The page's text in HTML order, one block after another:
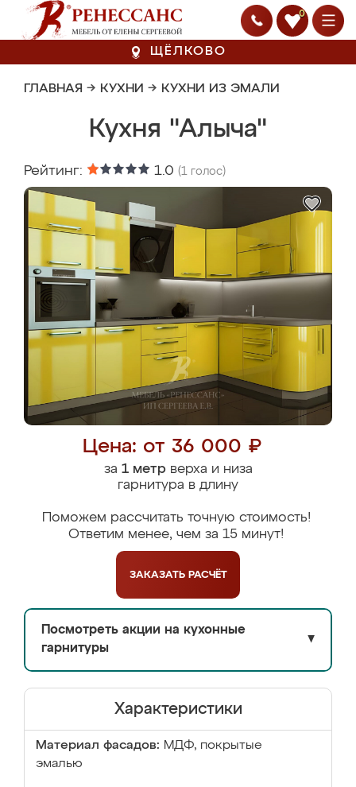
0
ЩЁЛКОВО
ГЛАВНАЯ → КУХНИ → КУХНИ ИЗ ЭМАЛИ
Кухня "Алыча"
Рейтинг: 1.0 (1 голос)
Цена: от 36 000 ₽
за 1 метрверха и низа
гарнитура в длину
Поможем рассчитать точную стоимость!
Ответим менее, чем за 15 минут!
ЗАКАЗАТЬ РАСЧЁТ
Посмотреть акции на кухонные
гарнитуры
▼
Характеристики
Материал фасадов: МДФ, покрытые
эмалью